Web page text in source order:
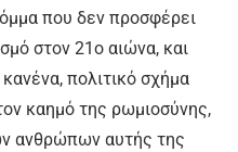
που δεν προσφέρει
στον 21ο αιώνα, και
πολιτικό σχήμα
καημό της ρωμιοσύνης,
ανθρώπων αυτής της